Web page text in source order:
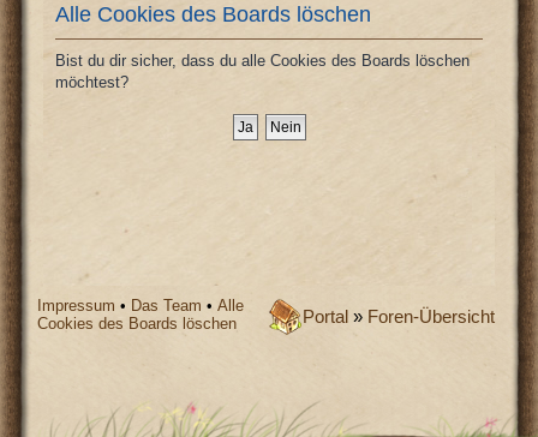
Alle Cookies des Boards löschen
Bist du dir sicher, dass du alle Cookies des Boards löschen
möchtest?
Portal » Foren-Übersicht
Impressum • Das Team •Alle
Cookies des Boards löschen